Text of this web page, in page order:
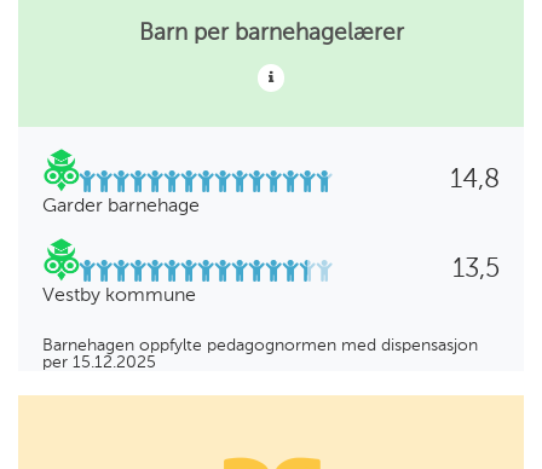
Barn per barnehagelærer
14,8
Garder barnehage
13,5
Vestby kommune
Barnehagen oppfylte pedagognormen med dispensasjon
per 15.12.2025